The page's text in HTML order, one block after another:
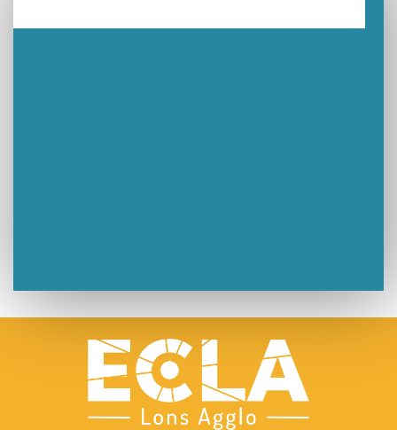
Summer Camp NBA Basketball School à Lons-le-Saunier !
🇫🇷✨ Cérémonie de la Victoire du 8 mai